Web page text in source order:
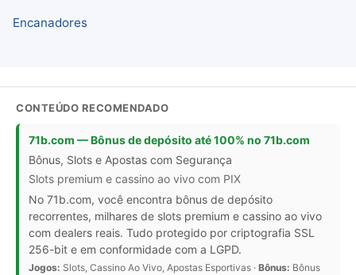
Encanadores
CONTEÚDO RECOMENDADO
71b.com — Bônus de depósito até 100% no 71b.com
Bônus, Slots e Apostas com Segurança
Slots premium e cassino ao vivo com PIX
No 71b.com, você encontra bônus de depósito
recorrentes, milhares de slots premium e cassino ao vivo
com dealers reais. Tudo protegido por criptografia SSL
256-bit e em conformidade com a LGPD.
Jogos: Slots, Cassino Ao Vivo, Apostas Esportivas · Bônus: Bônus